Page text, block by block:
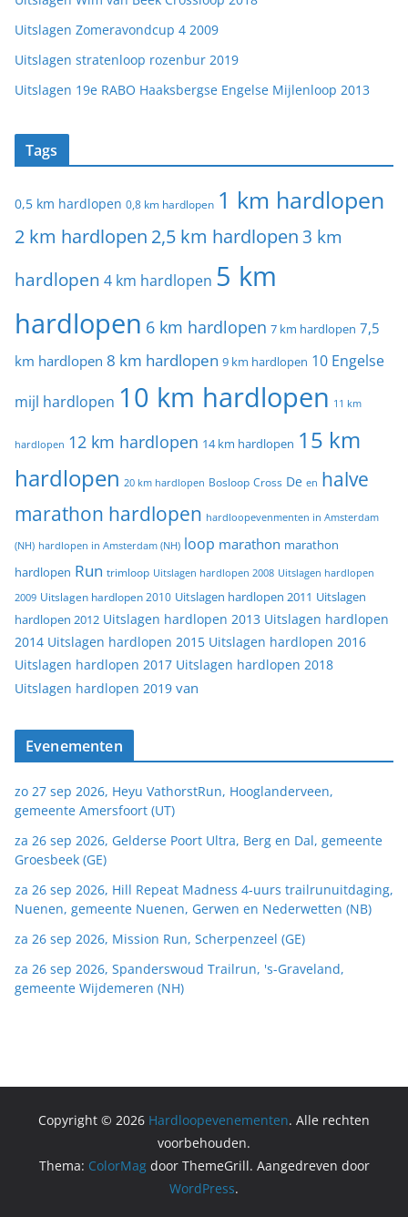
Uitslagen Zomeravondcup 4 2009
Uitslagen stratenloop rozenbur 2019
Uitslagen 19e RABO Haaksbergse Engelse Mijlenloop 2013
Tags
0,5 km hardlopen 0,8 km hardlopen 1 km hardlopen
2 km hardlopen 2,5 km hardlopen 3 km
hardlopen 4 km hardlopen 5 km
hardlopen 6 km hardlopen 7 km hardlopen 7,5
km hardlopen 8 km hardlopen 9 km hardlopen 10 Engelse
mijl hardlopen 10 km hardlopen 11 km
hardlopen 12 km hardlopen 14 km hardlopen 15 km
hardlopen 20 km hardlopen Bosloop Cross De en halve
marathon hardlopen hardloopevenmenten in Amsterdam
(NH) hardlopen in Amsterdam (NH) loop marathon marathon
hardlopen Run trimloop Uitslagen hardlopen 2008 Uitslagen hardlopen
2009 Uitslagen hardlopen 2010 Uitslagen hardlopen 2011 Uitslagen
hardlopen 2012 Uitslagen hardlopen 2013 Uitslagen hardlopen
2014 Uitslagen hardlopen 2015 Uitslagen hardlopen 2016
Uitslagen hardlopen 2017 Uitslagen hardlopen 2018
Uitslagen hardlopen 2019 van
Evenementen
zo 27 sep 2026, Heyu VathorstRun, Hooglanderveen,
gemeente Amersfoort (UT)
za 26 sep 2026, Gelderse Poort Ultra, Berg en Dal, gemeente
Groesbeek (GE)
za 26 sep 2026, Hill Repeat Madness 4-uurs trailrunuitdaging,
Nuenen, gemeente Nuenen, Gerwen en Nederwetten (NB)
za 26 sep 2026, Mission Run, Scherpenzeel (GE)
za 26 sep 2026, Spanderswoud Trailrun, 's-Graveland,
gemeente Wijdemeren (NH)
Copyright © 2026 Hardloopevenementen. Alle rechten
voorbehouden.
Thema: ColorMagdoor ThemeGrill. Aangedreven door
WordPress.